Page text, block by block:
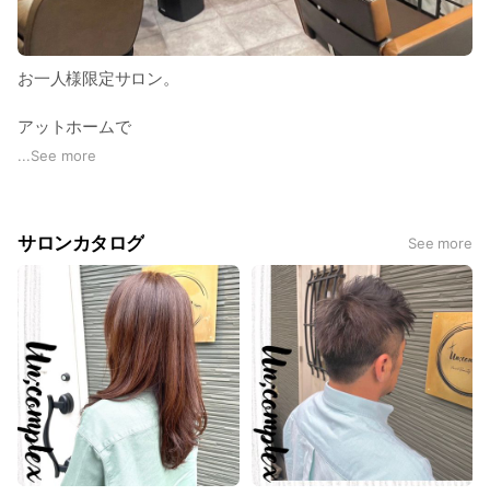
お一人様限定サロン。
アットホームで
周りを気にせず
...See more
サロンカタログ See more